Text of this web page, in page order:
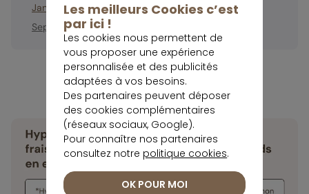
Janvier Février Mars Avril Mai Juin Juillet
Septembre
Octobre
Les meilleurs Cookies c’est
par ici !
Les cookies nous permettent de
vous proposer une expérience
personnalisée et des publicités
adaptées à vos besoins.
Des partenaires peuvent déposer
des cookies complémentaires
(réseaux sociaux, Google).
Pour connaître nos partenaires
consultez notre politique cookies.
OK POUR MOI